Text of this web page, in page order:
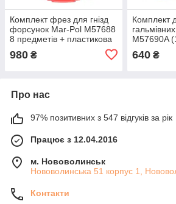
Комплект фрез для гнізд
форсунок Mar-Pol M57688
8 предметів + пластикова
980 ₴
Комплект
M57690A
640₴
Про нас
97% позитивних з 547 відгуків за рік
Працює з 12.04.2016
м. Нововолинськ
Нововолинська 51 корпус 1,
Контакти